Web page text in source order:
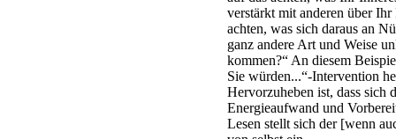
verstärkt mit anderen über Ihr
achten, was sich daraus an
ganz andere Art und Weise
kommen?“ An diesem
Sie würden...“-Intervention
Hervorzuheben ist, dass
Energieaufwand und
Lesen stellt sich der [wenn